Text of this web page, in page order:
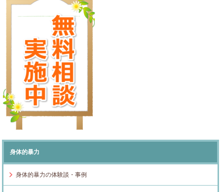
身体的暴力
身体的暴力の体験談・事例